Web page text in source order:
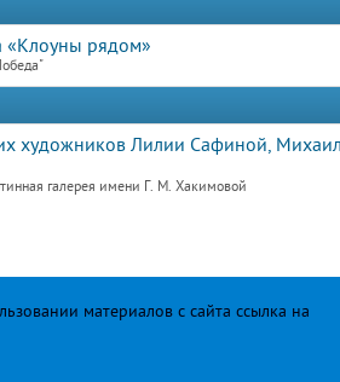
«Клоуны рядом»
художников Лилии Сафиной,
галерея имени Г. М. Хакимовой
материалов с сайта ссылка на